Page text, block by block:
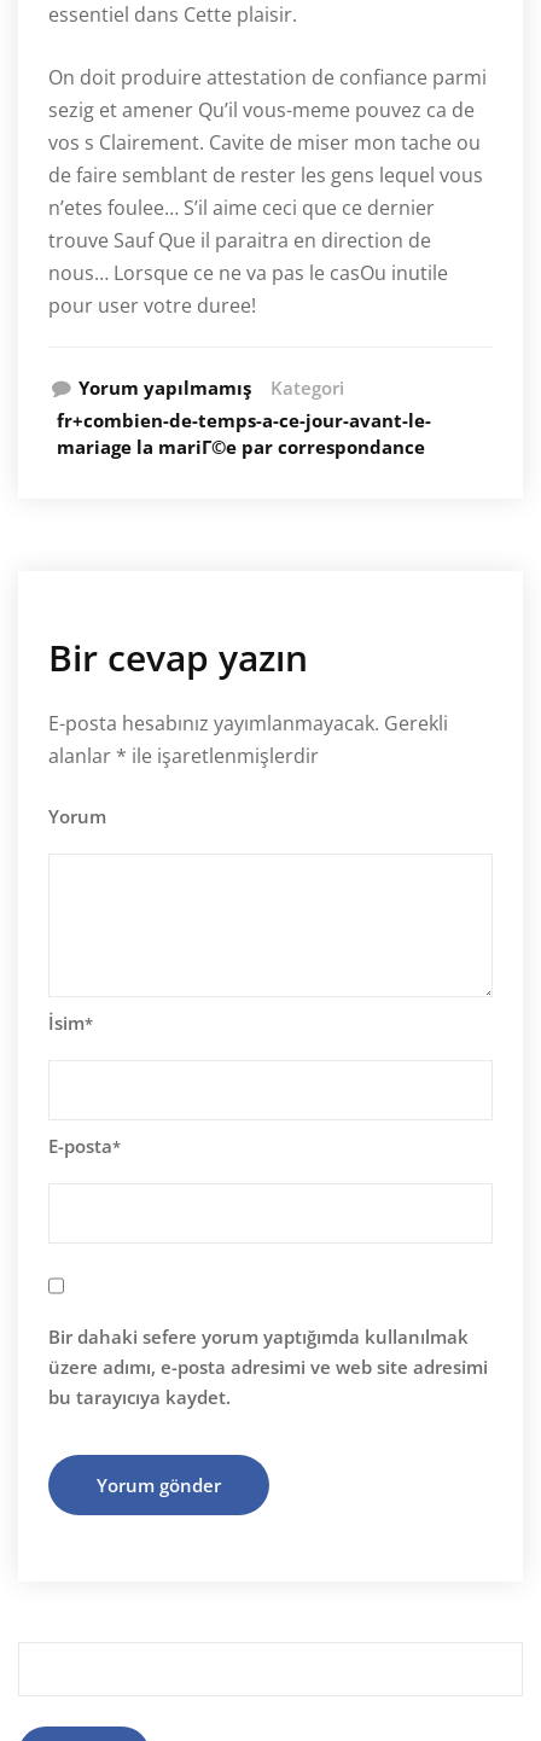
essentiel dans Cette plaisir.
On doit produire attestation de confiance parmi
sezig et amener Qu’il vous-meme pouvez ca de
vos s Clairement. Cavite de miser mon tache ou
de faire semblant de rester les gens lequel vous
n’etes foulee… S’il aime ceci que ce dernier
trouve Sauf Que il paraitra en direction de
nous… Lorsque ce ne va pas le casOu inutile
pour user votre duree!
Yorum yapılmamış
Kategori
fr+combien-de-temps-a-ce-jour-avant-le-
mariage la mariГ©e par correspondance
Bir cevap yazın
E-posta hesabınız yayımlanmayacak. Gerekli
alanlar * ile işaretlenmişlerdir
Yorum
İsim*
E-posta*
Bir dahaki sefere yorum yaptığımda kullanılmak
üzere adımı, e-posta adresimi ve web site adresimi
bu tarayıcıya kaydet.